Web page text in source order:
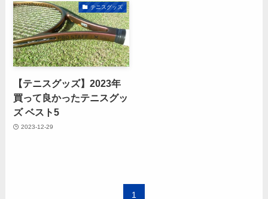
テニスグッズ
【テニスグッズ】2023年
買って良かったテニスグッ
ズ ベスト5
2023-12-29
1